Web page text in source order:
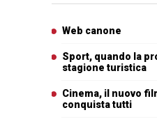
Web canone
Sport, quando la
stagione turistica
Cinema, il nuovo
conquista tutti